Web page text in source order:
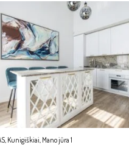
Kunigiškiai, Mano jūra 1